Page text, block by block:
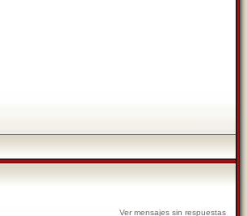
Ver mensajes sin respuestas